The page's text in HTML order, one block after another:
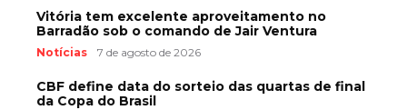
Vitória tem excelente aproveitamento no
Barradão sob o comando de Jair Ventura
Notícias 7 de agosto de 2026
CBF define data do sorteio das quartas de final
da Copa do Brasil